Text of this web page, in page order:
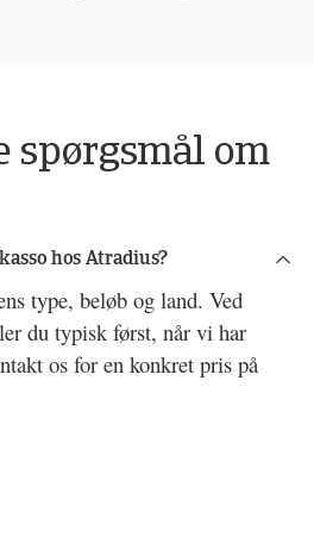
spørgsmål om
hos Atradius?
type, beløb og land. Ved
du typisk først, når vi har
os for en konkret pris på